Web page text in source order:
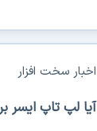
آیا لپ تاپ ایسر
اخبار سخت افزار